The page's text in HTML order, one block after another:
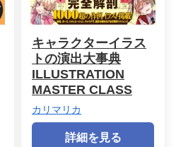
キャラクターイラス
トの演出大事典
ILLUSTRATION
MASTER CLASS
カリマリカ
詳細を見る